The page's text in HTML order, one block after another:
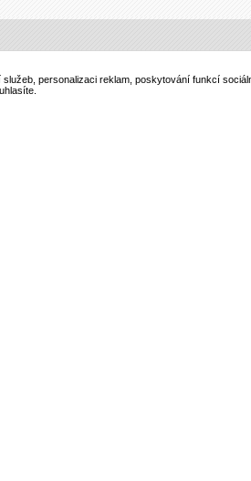
personalizaci reklam, poskytování funkcí